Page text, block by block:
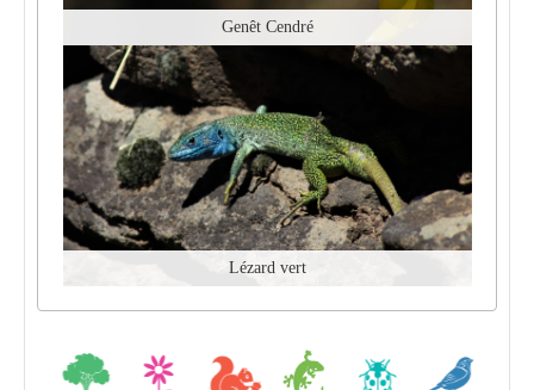
Genêt Cendré
Lézard vert